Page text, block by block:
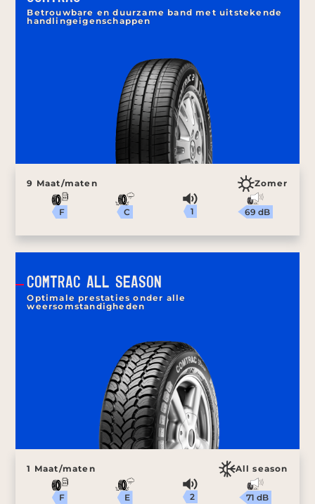
Betrouwbare en duurzame band met uitstekende
handlingeigenschappen
9 Maat/maten Zomer
F C 1 69 dB
COMTRAC ALL SEASON
Optimale prestaties onder alle
weersomstandigheden
1 Maat/maten All season
F E 2 71 dB